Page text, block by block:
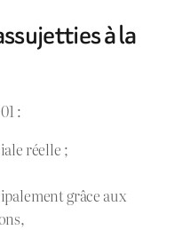
à la
:
réelle ;
grâce aux